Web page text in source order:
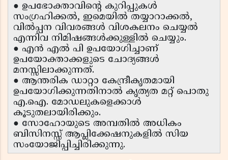
● ഉപഭോക്താവിന്റെ കുറിപ്പുകൾ
സംഗ്രഹിക്കൽ, ഇമെയിൽ തയ്യാറാക്കൽ,
വിൽപ്പന വിവരങ്ങൾ വിശകലനം ചെയ്യൽ
എന്നിവ നിമിഷങ്ങൾക്കുള്ളിൽ ചെയ്യും.
● എൻ എൽ പി ഉപയോഗിച്ചാണ്
ഉപയോക്താക്കളുടെ ചോദ്യങ്ങൾ
മനസ്സിലാക്കുന്നത്.
● ആന്തരിക ഡാറ്റാ കേന്ദ്രീകൃതമായി
ഉപയോഗിക്കുന്നതിനാൽ കൃത്യത മറ്റ് പൊതു
എ.ഐ. മോഡലുകളെക്കാൾ
കൂടുതലായിരിക്കും.
● സോഹോയുടെ അമ്പതിൽ അധികം
ബിസിനസ്സ് ആപ്ലിക്കേഷനുകളിൽ സിയ
സംയോജിപ്പിച്ചിരിക്കുന്നു.